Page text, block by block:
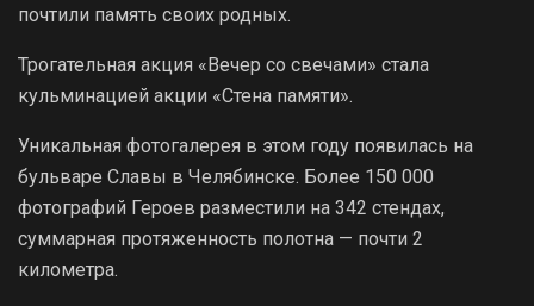
почтили память своих родных.
Трогательная акция «Вечер со свечами» стала
кульминацией акции «Стена памяти».
Уникальная фотогалерея в этом году появилась на
бульваре Славы в Челябинске. Более 150 000
фотографий Героев разместили на 342 стендах,
суммарная протяженность полотна — почти 2
километра.